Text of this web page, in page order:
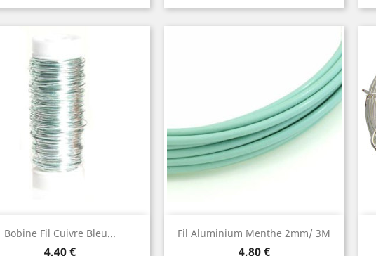
Bobine Fil Cuivre Bleu...
Prix
4,40 €
Aperçu rapide Fil Aluminium Menthe 2mm/ 3M
Prix
4,80 €
Aperçu rapide